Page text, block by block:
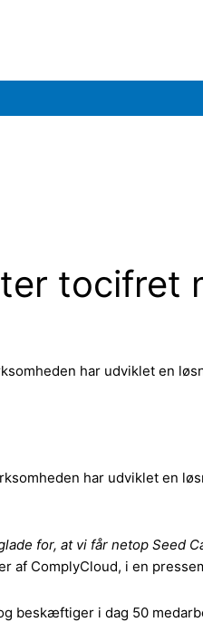
tocifret
har udviklet en
har udviklet en
for, at vi får netop Seed
af ComplyCloud, i en
beskæftiger i dag 50